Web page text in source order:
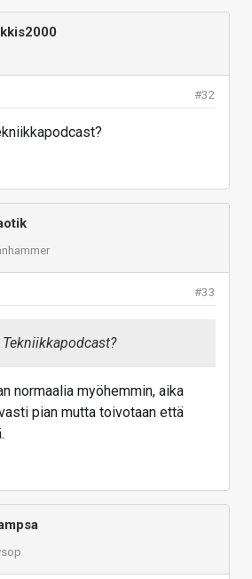
#32
#33
normaalia myöhemmin, aika
pian mutta toivotaan että